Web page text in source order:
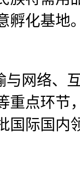
孵化基地
网络、互
点环节
国际国内